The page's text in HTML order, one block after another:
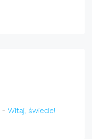
- Witaj, świecie!